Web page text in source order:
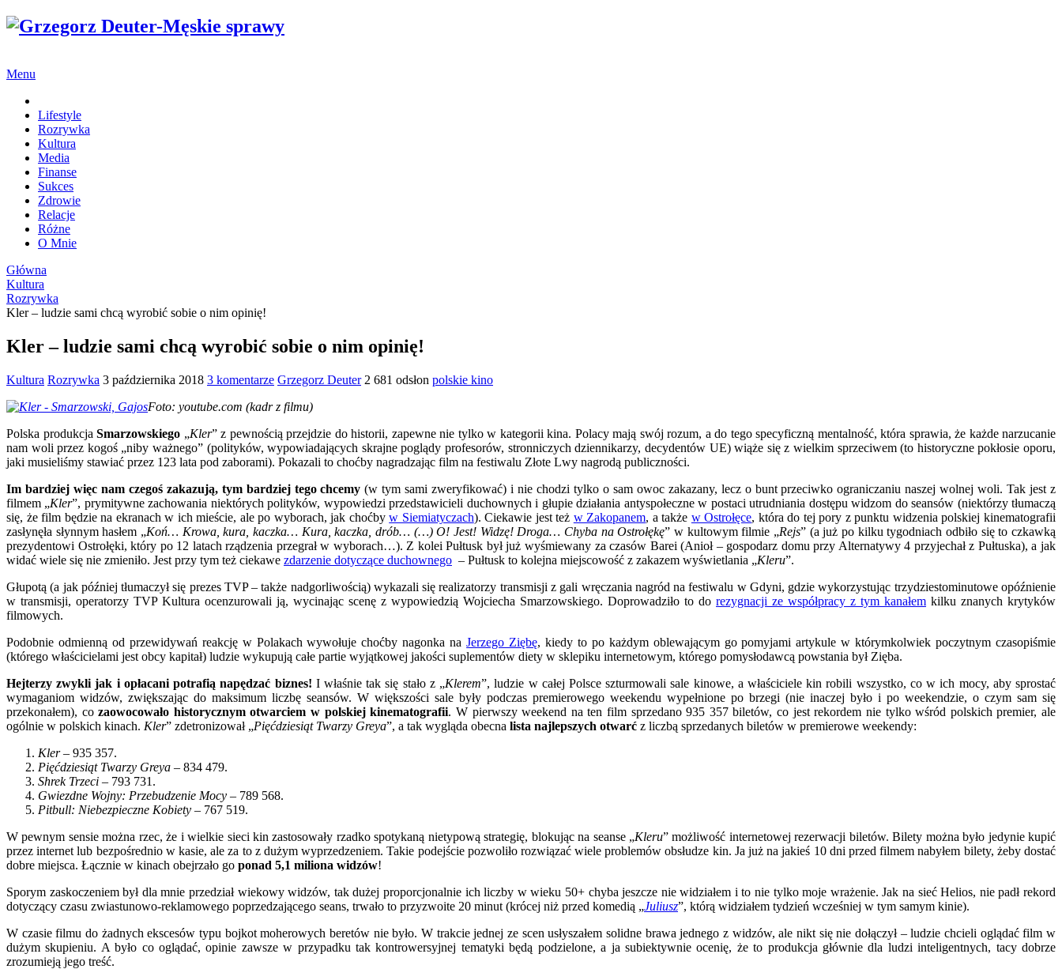
Menu
Lifestyle
Rozrywka
Kultura
Media
Finanse
Sukces
Zdrowie
Relacje
Różne
O Mnie
Główna
Kultura
Rozrywka
Kler – ludzie sami chcą wyrobić sobie o nim opinię!
Kler – ludzie sami chcą wyrobić sobie o nim opinię!
Kultura Rozrywka 3 października 2018 3 komentarze Grzegorz Deuter 2 681 odsłon polskie kino
Foto: youtube.com (kadr z filmu)
Polska produkcja Smarzowskiego „Kler” z pewnością przejdzie do historii, zapewne nie tylko w kategorii kina. Polacy mają swój rozum, a do tego specyficzną mentalność, która sprawia, że każde narzucanie
nam woli przez kogoś „niby ważnego” (polityków, wypowiadających skrajne poglądy profesorów, stronniczych dziennikarzy, decydentów UE) wiąże się z wielkim sprzeciwem (to historyczne pokłosie oporu,
jaki musieliśmy stawiać przez 123 lata pod zaborami). Pokazali to choćby nagradzając film na festiwalu Złote Lwy nagrodą publiczności.
Im bardziej więc nam czegoś zakazują, tym bardziej tego chcemy (w tym sami zweryfikować) i nie chodzi tylko o sam owoc zakazany, lecz o bunt przeciwko ograniczaniu naszej wolnej woli. Tak jest z
filmem „Kler”, prymitywne zachowania niektórych polityków, wypowiedzi przedstawicieli duchownych i głupie działania antyspołeczne w postaci utrudniania dostępu widzom do seansów (niektórzy tłumaczą
się, że film będzie na ekranach w ich mieście, ale po wyborach, jak choćbyw Siemiatyczach). Ciekawie jest też w Zakopanem, a także w Ostrołęce, która do tej pory z punktu widzenia polskiej kinematografii
zasłynęła słynnym hasłem „Koń… Krowa, kura, kaczka… Kura, kaczka, drób… (…) O! Jest! Widzę! Droga… Chyba na Ostrołękę” w kultowym filmie „Rejs” (a już po kilku tygodniach odbiło się to czkawką
prezydentowi Ostrołęki, który po 12 latach rządzenia przegrał w wyborach…). Z kolei Pułtusk był już wyśmiewany za czasów Barei (Anioł – gospodarz domu przy Alternatywy 4 przyjechał z Pułtuska), a jak
widać wiele się nie zmieniło. Jest przy tym też ciekawe zdarzenie dotyczące duchownego – Pułtusk to kolejna miejscowość z zakazem wyświetlania „Kleru”.
Głupotą (a jak później tłumaczył się prezes TVP – także nadgorliwością) wykazali się realizatorzy transmisji z gali wręczania nagród na festiwalu w Gdyni, gdzie wykorzystując trzydziestominutowe opóźnienie
w transmisji, operatorzy TVP Kultura ocenzurowali ją, wycinając scenę z wypowiedzią Wojciecha Smarzowskiego. Doprowadziło to do rezygnacji ze współpracy z tym kanałem kilku znanych krytyków
filmowych.
Podobnie odmienną od przewidywań reakcję w Polakach wywołuje choćby nagonka naJerzego Ziębę, kiedy to po każdym oblewającym go pomyjami artykule w którymkolwiek poczytnym czasopiśmie
(którego właścicielami jest obcy kapitał) ludzie wykupują całe partie wyjątkowej jakości suplementów diety w sklepiku internetowym, którego pomysłodawcą powstania był Zięba.
Hejterzy zwykli jak i opłacani potrafią napędzać biznes! I właśnie tak się stało z „Klerem”, ludzie w całej Polsce szturmowali sale kinowe, a właściciele kin robili wszystko, co w ich mocy, aby sprostać
wymaganiom widzów, zwiększając do maksimum liczbę seansów. W większości sale były podczas premierowego weekendu wypełnione po brzegi (nie inaczej było i po weekendzie, o czym sam się
przekonałem), cozaowocowało historycznym otwarciem w polskiej kinematografii. W pierwszy weekend na ten film sprzedano 935 357 biletów, co jest rekordem nie tylko wśród polskich premier, ale
ogólnie w polskich kinach. Kler” zdetronizował „Pięćdziesiąt Twarzy Greya”, a tak wygląda obecna lista najlepszych otwarć z liczbą sprzedanych biletów w premierowe weekendy:
Kler– 935 357.
Pięćdziesiąt Twarzy Greya – 834 479.
Shrek Trzeci – 793 731.
Gwiezdne Wojny: Przebudzenie Mocy – 789 568.
Pitbull: Niebezpieczne Kobiety – 767 519.
W pewnym sensie można rzec, że i wielkie sieci kin zastosowały rzadko spotykaną nietypową strategię, blokując na seanse „Kleru” możliwość internetowej rezerwacji biletów. Bilety można było jedynie kupić
przez internet lub bezpośrednio w kasie, ale za to z dużym wyprzedzeniem. Takie podejście pozwoliło rozwiązać wiele problemów obsłudze kin. Ja już na jakieś 10 dni przed filmem nabyłem bilety, żeby dostać
dobre miejsca. Łącznie w kinach obejrzało go ponad 5,1 miliona widzów!
Sporym zaskoczeniem był dla mnie przedział wiekowy widzów, tak dużej proporcjonalnie ich liczby w wieku 50+ chyba jeszcze nie widziałem i to nie tylko moje wrażenie. Jak na sieć Helios, nie padł rekord
dotyczący czasu zwiastunowo-reklamowego poprzedzającego seans, trwało to przyzwoite 20 minut (krócej niż przed komedią „Juliusz”, którą widziałem tydzień wcześniej w tym samym kinie).
W czasie filmu do żadnych ekscesów typu bojkot moherowych beretów nie było. W trakcie jednej ze scen usłyszałem solidne brawa jednego z widzów, ale nikt się nie dołączył – ludzie chcieli oglądać film w
dużym skupieniu. A było co oglądać, opinie zawsze w przypadku tak kontrowersyjnej tematyki będą podzielone, a ja subiektywnie ocenię, że to produkcja głównie dla ludzi inteligentnych, tacy dobrze
zrozumieją jego treść.